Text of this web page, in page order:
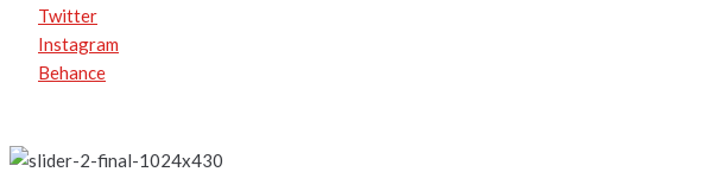
Twitter
Instagram
Behance